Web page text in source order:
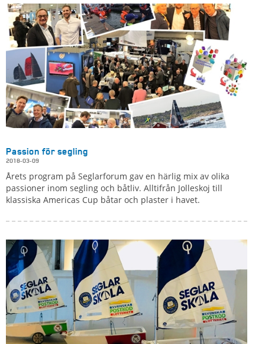
Passion för segling
2018-03-09
Årets program på Seglarforum gav en härlig mix av olika
passioner inom segling och båtliv. Alltifrån Jolleskoj till
klassiska Americas Cup båtar och plaster i havet.